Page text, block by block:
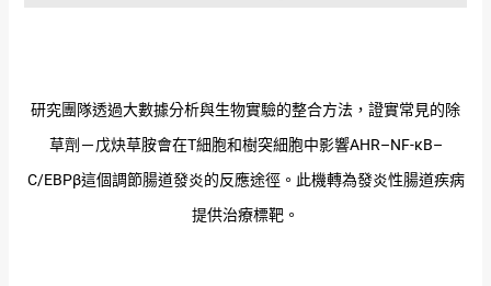
研究團隊透過大數據分析與生物實驗的整合方法，證實常見的除
草劑－戊炔草胺會在T細胞和樹突細胞中影響AHR–NF-κB–
C/EBPβ這個調節腸道發炎的反應途徑。此機轉為發炎性腸道疾病
提供治療標靶。